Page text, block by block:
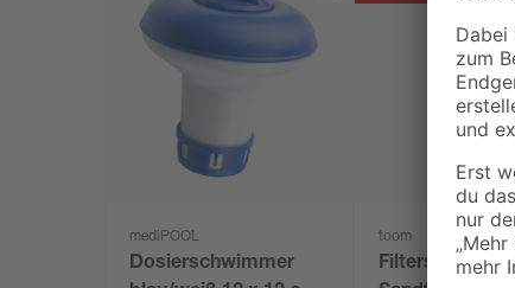
mediPOOL
Dosierschwimmer
toom
Filtersand für